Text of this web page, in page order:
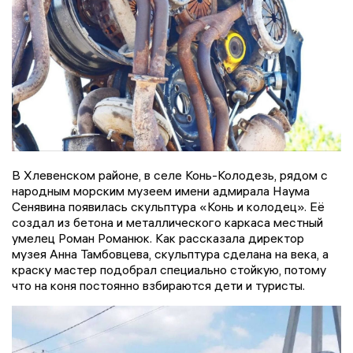
В Хлевенском районе, в селе Конь-Колодезь, рядом с
народным морским музеем имени адмирала Наума
Сенявина появилась скульптура «Конь и колодец». Её
создал из бетона и металлического каркаса местный
умелец Роман Романюк. Как рассказала директор
музея Анна Тамбовцева, скульптура сделана на века, а
краску мастер подобрал специально стойкую, потому
что на коня постоянно взбираются дети и туристы.